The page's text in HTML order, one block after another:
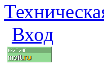
Вход